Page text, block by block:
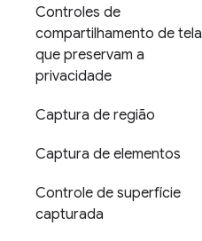
Controles de
compartilhamento de tela
que preservam a
privacidade
Captura de região
Captura de elementos
Controle de superfície
capturada